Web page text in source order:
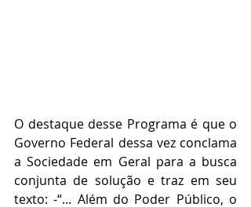
O destaque desse Programa é que o
Governo Federal dessa vez conclama
a Sociedade em Geral para a busca
conjunta de solução e traz em seu
texto: -“... Além do Poder Público, o